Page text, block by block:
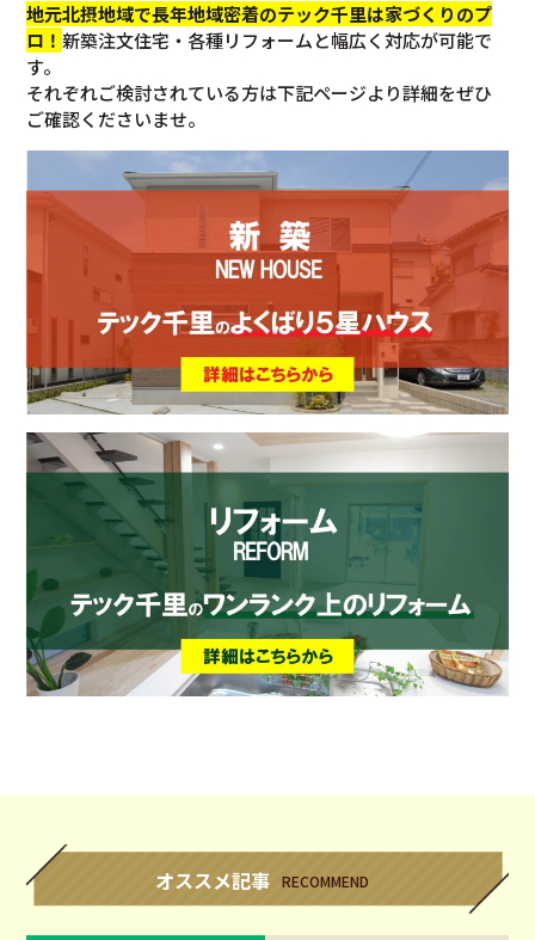
地元北摂地域で長年地域密着のテック千里は家づくりのプ
ロ！新築注文住宅・各種リフォームと幅広く対応が可能で
す。
それぞれご検討されている方は下記ページより詳細をぜひ
ご確認くださいませ。
オススメ記事 RECOMMEND